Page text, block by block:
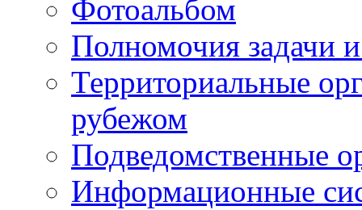
Фотоальбом
Полномочия задачи
Территориальные
рубежом
Подведомственные
Информационные